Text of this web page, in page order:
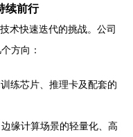
续前行
术快速迭代的挑战。公司
方向：
练芯片、推理卡及配套的
缘计算场景的轻量化、高